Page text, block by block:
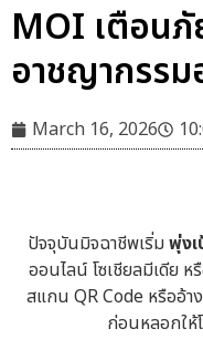
MOI เตือนภั
อาชญากรร
March 16, 2026
ปัจจุบันมิจฉาชีพเริ่ม พุ่งเ
ออนไลน์ โซเชียลมีเดีย
สแกน QR Code หรืออ้าง
ก่อนหลอกให้